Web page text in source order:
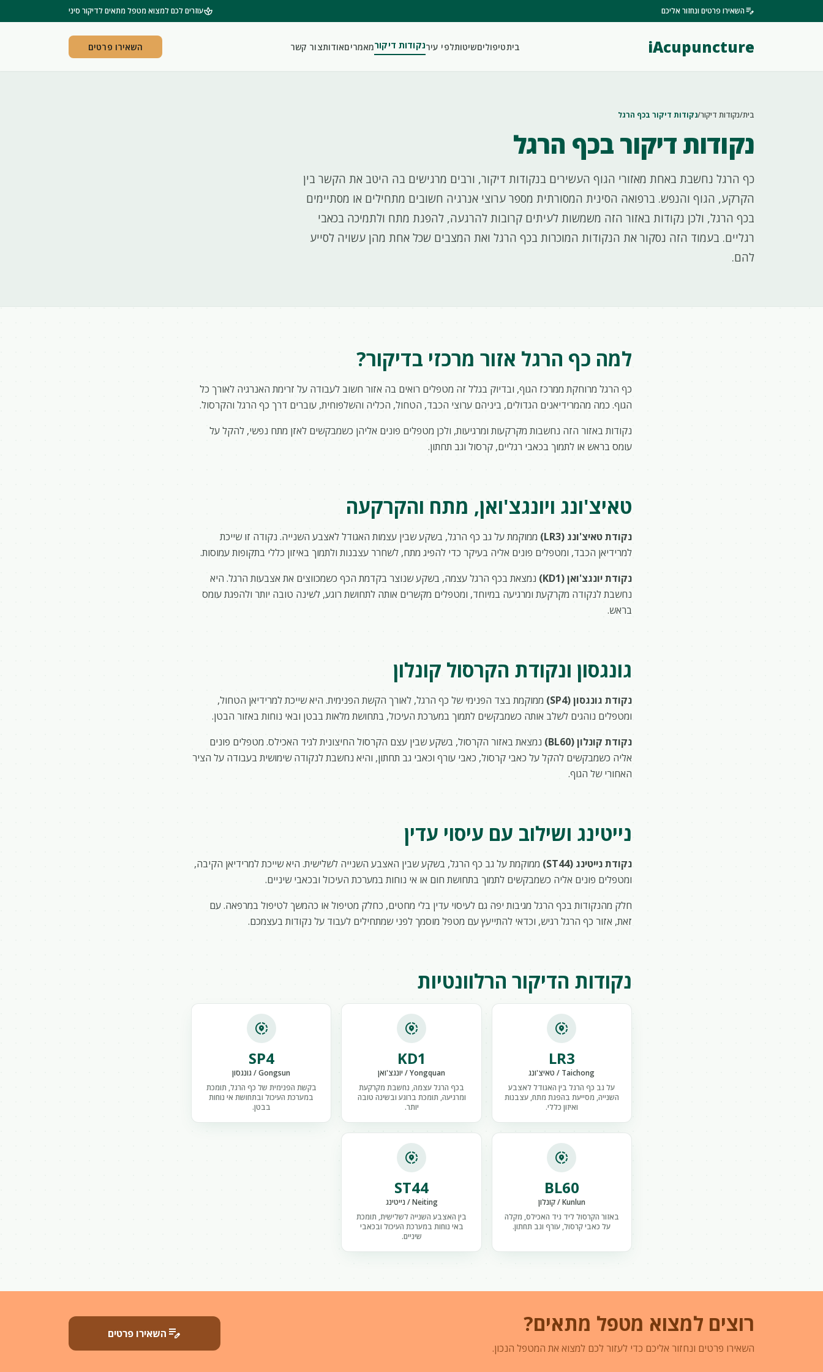
edit_noteהשאירו פרטים ונחזור אליכם spaעוזרים לכם למצוא מטפל מתאים לדיקור סיני
iAcupuncture ביתטיפוליםשיטותלפי עירנקודות דיקורמאמריםאודותצור קשר השאירו פרטים
בית/נקודות דיקור/נקודות דיקור בכף הרגל
נקודות דיקור בכף הרגל
כף הרגל נחשבת באחת מאזורי הגוף העשירים בנקודות דיקור, ורבים מרגישים בה היטב את הקשר בין
הקרקע, הגוף והנפש. ברפואה הסינית המסורתית מספר ערוצי אנרגיה חשובים מתחילים או מסתיימים
בכף הרגל, ולכן נקודות באזור הזה משמשות לעיתים קרובות להרגעה, להפגת מתח ולתמיכה בכאבי
רגליים. בעמוד הזה נסקור את הנקודות המוכרות בכף הרגל ואת המצבים שכל אחת מהן עשויה לסייע
להם.
למה כף הרגל אזור מרכזי בדיקור?
כף הרגל מרוחקת ממרכז הגוף, ובדיוק בגלל זה מטפלים רואים בה אזור חשוב לעבודה על זרימת האנרגיה לאורך כל
הגוף. כמה מהמרידיאנים הגדולים, ביניהם ערוצי הכבד, הטחול, הכליה והשלפוחית, עוברים דרך כף הרגל והקרסול.
נקודות באזור הזה נחשבות מקרקעות ומרגיעות, ולכן מטפלים פונים אליהן כשמבקשים לאזן מתח נפשי, להקל על
עומס בראש או לתמוך בכאבי רגליים, קרסול וגב תחתון.
טאיצ'ונג ויונגצ'ואן, מתח והקרקעה
נקודת טאיצ'ונג (LR3)
ממוקמת על גב כף הרגל, בשקע שבין עצמות האגודל לאצבע השנייה. נקודה זו שייכת
למרידיאן הכבד, ומטפלים פונים אליה בעיקר כדי להפיג מתח, לשחרר עצבנות ולתמוך באיזון כללי בתקופות עמוסות.
נקודת יונגצ'ואן (KD1)
נמצאת בכף הרגל עצמה, בשקע שנוצר בקדמת הכף כשמכווצים את אצבעות הרגל. היא
נחשבת לנקודה מקרקעת ומרגיעה במיוחד, ומטפלים מקשרים אותה לתחושת רוגע, לשינה טובה יותר ולהפגת עומס
בראש.
גונגסון ונקודת הקרסול קונלון
נקודת גונגסון (SP4)
ממוקמת בצד הפנימי של כף הרגל, לאורך הקשת הפנימית. היא שייכת למרידיאן הטחול,
ומטפלים נוהגים לשלב אותה כשמבקשים לתמוך במערכת העיכול, בתחושת מלאות בבטן ובאי נוחות באזור הבטן.
נקודת קונלון (BL60)
נמצאת באזור הקרסול, בשקע שבין עצם הקרסול החיצונית לגיד האכילס. מטפלים פונים
אליה כשמבקשים להקל על כאבי קרסול, כאבי עורף וכאבי גב תחתון, והיא נחשבת לנקודה שימושית בעבודה על הציר
האחורי של הגוף.
נייטינג ושילוב עם עיסוי עדין
נקודת נייטינג (ST44)
ממוקמת על גב כף הרגל, בשקע שבין האצבע השנייה לשלישית. היא שייכת למרידיאן הקיבה,
ומטפלים פונים אליה כשמבקשים לתמוך בתחושת חום או אי נוחות במערכת העיכול ובכאבי שיניים.
חלק מהנקודות בכף הרגל מגיבות יפה גם לעיסוי עדין בלי מחטים, כחלק מטיפול או כהמשך לטיפול במרפאה. עם
זאת, אזור כף הרגל רגיש, וכדאי להתייעץ עם מטפל מוסמך לפני שמתחילים לעבוד על נקודות בעצמכם.
נקודות הדיקור הרלוונטיות
share_location
LR3
Taichong / טאיצ'ונג
על גב כף הרגל בין האגודל לאצבע
השנייה, מסייעת בהפגת מתח, עצבנות
ואיזון כללי.
share_location
KD1
Yongquan / יונגצ'ואן
בכף הרגל עצמה, נחשבת מקרקעת
ומרגיעה, תומכת ברוגע ובשינה טובה
יותר.
share_location
SP4
Gongsun / גונגסון
בקשת הפנימית של כף הרגל, תומכת
במערכת העיכול ובתחושת אי נוחות
בבטן.
share_location
BL60
Kunlun / קונלון
באזור הקרסול ליד גיד האכילס, מקלה
על כאבי קרסול, עורף וגב תחתון.
share_location
ST44
Neiting / נייטינג
בין האצבע השנייה לשלישית, תומכת
באי נוחות במערכת העיכול ובכאבי
שיניים.
רוצים למצוא מטפל מתאים?
השאירו פרטים ונחזור אליכם כדי לעזור לכם למצוא את המטפל הנכון.
edit_note השאירו פרטים